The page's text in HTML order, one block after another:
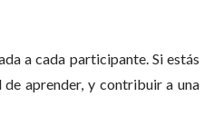
a cada participante. Si estás
aprender, y contribuir a una